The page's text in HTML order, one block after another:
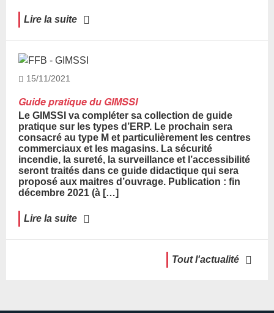
Lire la suite
15/11/2021
Guide pratique du GIMSSI
Le GIMSSI va compléter sa collection de guide
pratique sur les types d’ERP. Le prochain sera
consacré au type M et particulièrement les centres
commerciaux et les magasins. La sécurité
incendie, la sureté, la surveillance et l’accessibilité
seront traités dans ce guide didactique qui sera
proposé aux maitres d’ouvrage. Publication : fin
décembre 2021 (à […]
Lire la suite
Tout l'actualité